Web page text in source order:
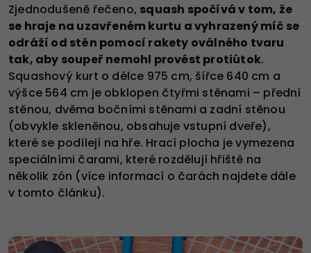
Zjednodušeně řečeno, squash spočívá v tom, že
se hraje na uzavřeném kurtu a vyhrazený míč se
odráží od stěn pomocí rakety oválného tvaru
tak, aby soupeř nemohl provést protiútok.
Squashový kurt o délce 975 cm, šířce 640 cm a
výšce 564 cm je obklopen čtyřmi stěnami – přední
stěnou, dvěma bočními stěnami a zadní stěnou
(obvykle skleněnou, obsahuje vstupní dveře),
které se podílejí na hře. Hrací plocha je vymezena
speciálními čarami, které rozdělují hřiště na
několik zón (více informací o čarách najdete dále
v tomto článku).